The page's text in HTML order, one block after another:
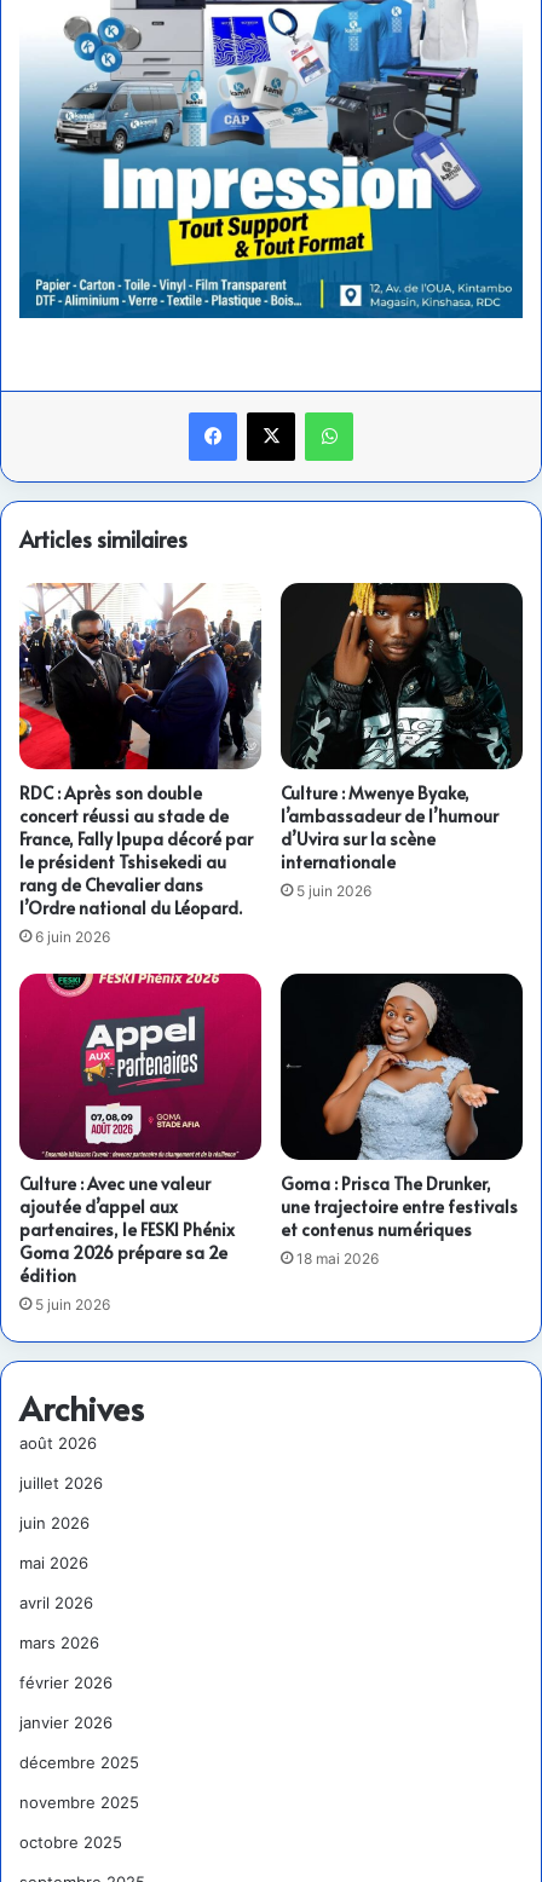
Facebook
X WhatsApp
Articles similaires
RDC : Après son double
concert réussi au stade de
France, Fally Ipupa décoré par
le président Tshisekedi au
rang de Chevalier dans
l’Ordre national du Léopard.
6 juin 2026
Culture : Mwenye Byake,
l’ambassadeur de l’humour
d’Uvira sur la scène
internationale
5 juin 2026
Culture : Avec une valeur
ajoutée d’appel aux
partenaires, le FESKI Phénix
Goma 2026 prépare sa 2e
édition
5 juin 2026
Goma : Prisca The Drunker,
une trajectoire entre festivals
et contenus numériques
18 mai 2026
Archives
août 2026
juillet 2026
juin 2026
mai 2026
avril 2026
mars 2026
février 2026
janvier 2026
décembre 2025
novembre 2025
octobre 2025